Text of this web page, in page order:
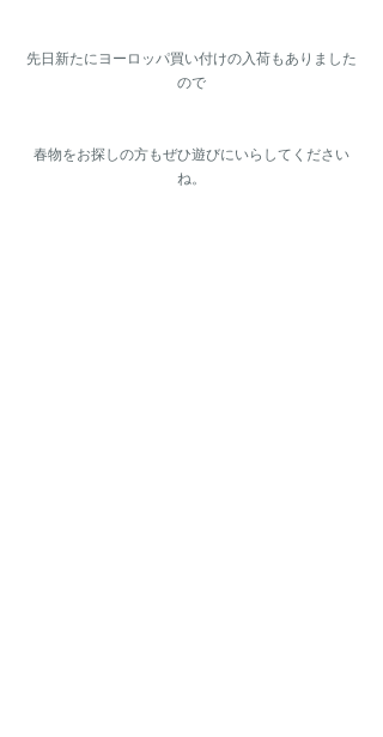
先日新たにヨーロッパ買い付けの入荷もありました
ので
春物をお探しの方もぜひ遊びにいらしてください
ね。